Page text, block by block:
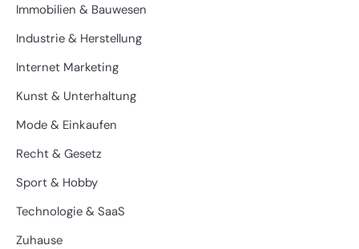
Immobilien & Bauwesen
Industrie & Herstellung
Internet Marketing
Kunst & Unterhaltung
Mode & Einkaufen
Recht & Gesetz
Sport & Hobby
Technologie & SaaS
Zuhause